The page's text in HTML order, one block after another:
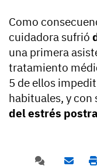
Como
cuidadora sufrió
una primera
tratamiento
5 de ellos
habituales, y con
del estrés